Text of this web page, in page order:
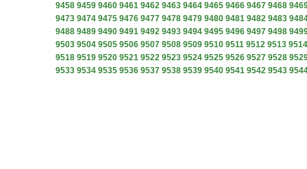
9458 9459 9460 9461 9462 9463 9464 9465 9466 9467 9468
9473 9474 9475 9476 9477 9478 9479 9480 9481 9482 9483
9488 9489 9490 9491 9492 9493 9494 9495 9496 9497 9498
9503 9504 9505 9506 9507 9508 9509 9510 9511 9512 9513 9514
9518 9519 9520 9521 9522 9523 9524 9525 9526 9527 9528
9533 9534 9535 9536 9537 9538 9539 9540 9541 9542 9543